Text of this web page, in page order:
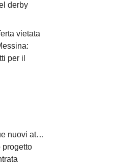
derby
vietata
per il
attaccanti
progetto